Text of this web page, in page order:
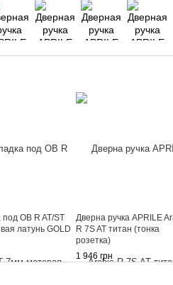
под OB R AT/ST
латунь GOLD
Дверна ручка APRILE
R 7S AT титан (тонка
розетка)
1 946 грн